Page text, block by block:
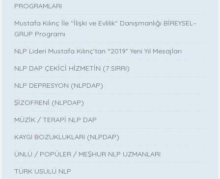
PROGRAMLARI
Mustafa Kılınç İle ''İlişki ve Evlilik'' Danışmanlığı BİREYSEL–
GRUP Programı
NLP Lideri Mustafa Kılınç’tan “2019” Yeni Yıl Mesajları
NLP DAP ÇEKİCİ HİZMETİN (7 SIRRI)
NLP DEPRESYON (NLPDAP)
ŞİZOFRENİ (NLPDAP)
MÜZİK / TERAPİ NLP DAP
KAYGI BOZUKLUKLARI (NLPDAP)
ÜNLÜ / POPÜLER / MEŞHUR NLP UZMANLARI
TÜRK USULÜ NLP